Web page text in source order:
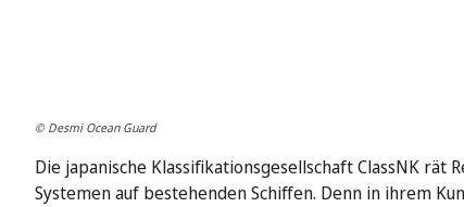
© Desmi Ocean Guard
Die japanische Klassifikationsgesellschaft ClassNK
Systemen auf bestehenden Schiffen. Denn in ihrem